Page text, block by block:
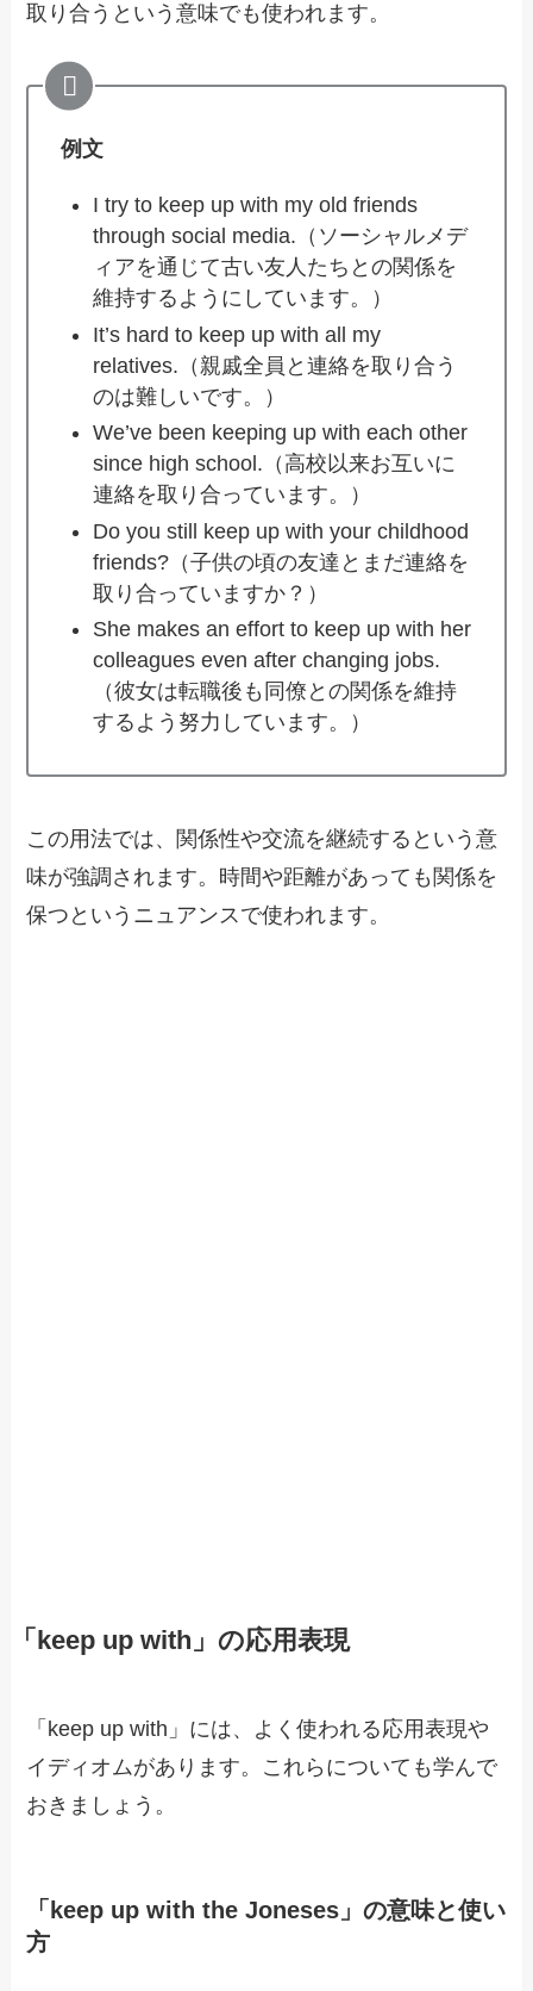
取り合うという意味でも使われます。
例文
I try to keep up with my old friends
through social media.（ソーシャルメデ
ィアを通じて古い友人たちとの関係を
維持するようにしています。）
It’s hard to keep up with all my
relatives.（親戚全員と連絡を取り合う
のは難しいです。）
We’ve been keeping up with each other
since high school.（高校以来お互いに
連絡を取り合っています。）
Do you still keep up with your childhood
friends?（子供の頃の友達とまだ連絡を
取り合っていますか？）
She makes an effort to keep up with her
colleagues even after changing jobs.
（彼女は転職後も同僚との関係を維持
するよう努力しています。）
この用法では、関係性や交流を継続するという意
味が強調されます。時間や距離があっても関係を
保つというニュアンスで使われます。
「keep up with」の応用表現
「keep up with」には、よく使われる応用表現や
イディオムがあります。これらについても学んで
おきましょう。
「keep up with the Joneses」の意味と使い
方